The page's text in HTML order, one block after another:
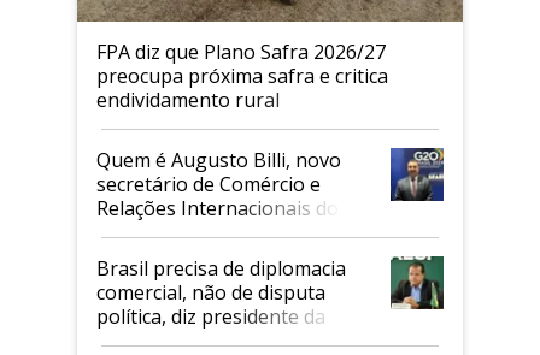
FPA diz que Plano Safra 2026/27
preocupa próxima safra e critica
endividamento rural
Quem é Augusto Billi, novo
secretário de Comércio e
Relações Internacionais do
Mapa
Brasil precisa de diplomacia
comercial, não de disputa
política, diz presidente da
Faesp